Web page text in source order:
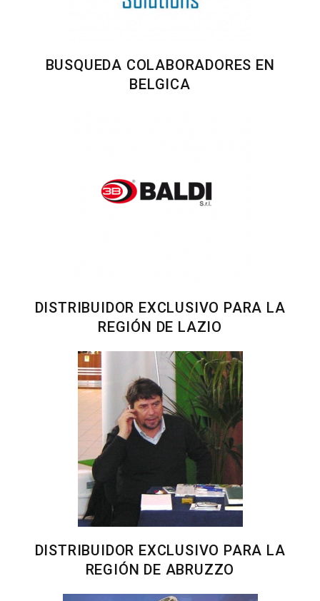
BUSQUEDA COLABORADORES EN
BELGICA
DISTRIBUIDOR EXCLUSIVO PARA LA
REGIÓN DE LAZIO
DISTRIBUIDOR EXCLUSIVO PARA LA
REGIÓN DE ABRUZZO